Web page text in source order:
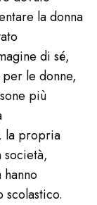
la donna
di sé,
le donne,
più
la propria